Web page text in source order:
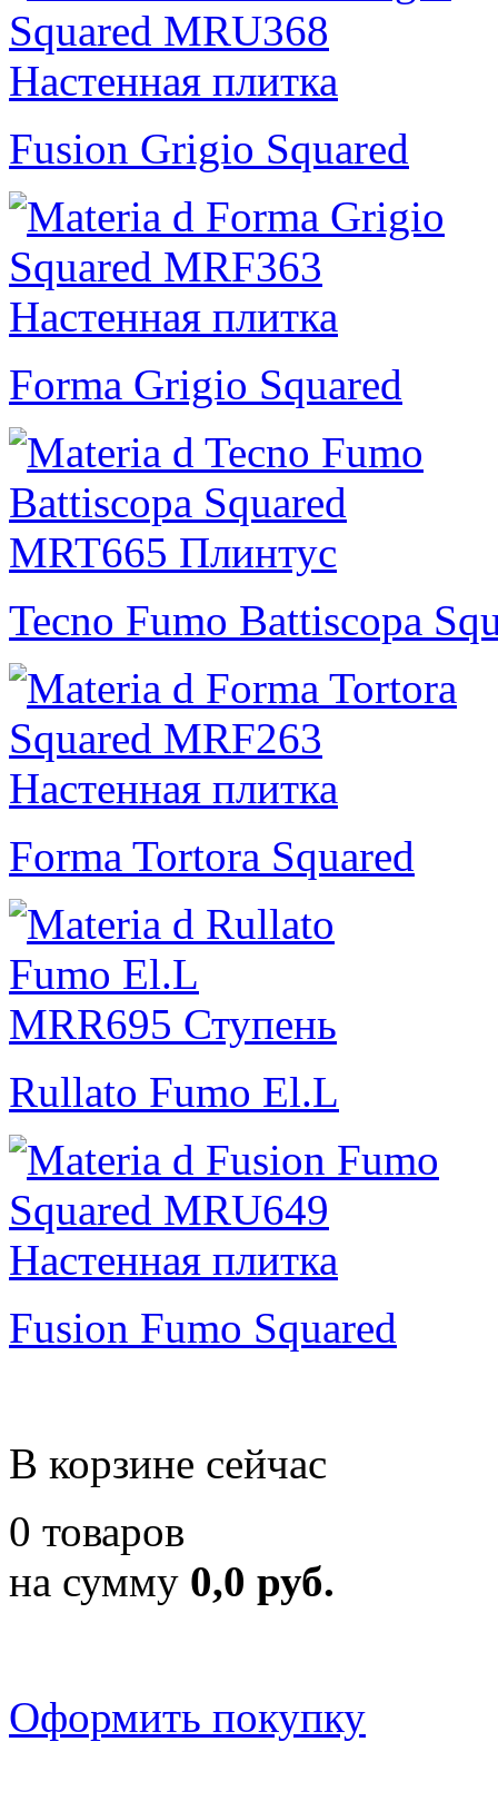
Fusion Grigio Squared
Forma Grigio Squared
Tecno Fumo Battiscopa
Forma Tortora Squared
Rullato Fumo El.L
Fusion Fumo Squared
В корзине сейчас
0 товаров
на сумму 0,0 руб.
Оформить покупку